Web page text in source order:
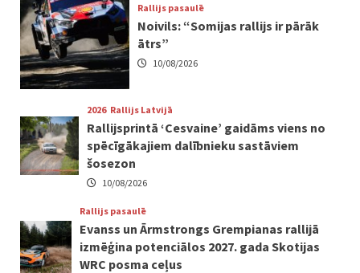
Rallijs pasaulē
Noivils: “Somijas rallijs ir pārāk
ātrs”
10/08/2026
2026 Rallijs Latvijā
Rallijsprintā ‘Cesvaine’ gaidāms viens no
spēcīgākajiem dalībnieku sastāviem
šosezon
10/08/2026
Rallijs pasaulē
Evanss un Ārmstrongs Grempianas rallijā
izmēģina potenciālos 2027. gada Skotijas
WRC posma ceļus